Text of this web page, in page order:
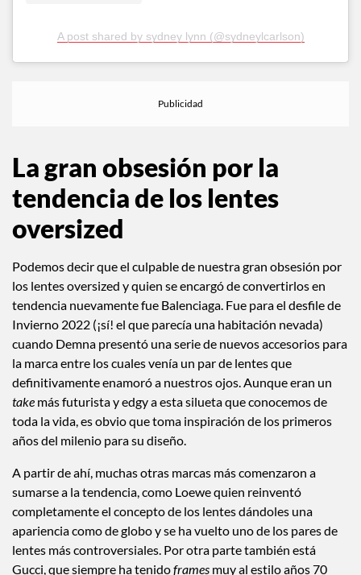
A post shared by sydney lynn (@sydneylcarlson)
La gran obsesión por la
tendencia de los lentes
oversized
Podemos decir que el culpable de nuestra gran obsesión por
los lentes oversized y quien se encargó de convertirlos en
tendencia nuevamente fue Balenciaga. Fue para el desfile de
Invierno 2022 (¡sí! el que parecía una habitación nevada)
cuando Demna presentó una serie de nuevos accesorios para
la marca entre los cuales venía un par de lentes que
definitivamente enamoró a nuestros ojos. Aunque eran un
take más futurista y edgy a esta silueta que conocemos de
toda la vida, es obvio que toma inspiración de los primeros
años del milenio para su diseño.
A partir de ahí, muchas otras marcas más comenzaron a
sumarse a la tendencia, como Loewe quien reinventó
completamente el concepto de los lentes dándoles una
apariencia como de globo y se ha vuelto uno de los pares de
lentes más controversiales. Por otra parte también está
Gucci, que siempre ha tenidoframes muy al estilo años 70